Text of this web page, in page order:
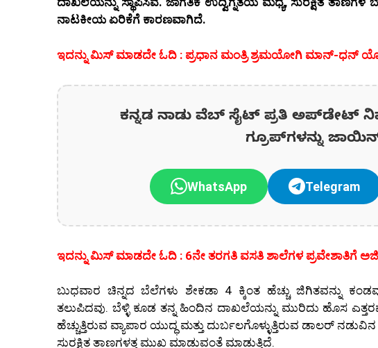
ನಾಟಕೀಯ ಏರಿಕೆಗೆ ಕಾರಣವಾಗಿದೆ.
ಇದನ್ನು ಮಿಸ್‌ ಮಾಡದೇ ಓದಿ : ಪ್ರಧಾನ ಮಂತ್ರಿ ಶ್ರಮಯೋಗಿ ಮಾನ್-
ಕನ್ನಡ ನಾಡು ವೆಬ್ ಸೈಟ್ ಪ್ರತಿ ಅಪ್‌ಡೇಟ್‌
ಗ್ರೂಪ್‌ಗಳನ್ನು
WhatsApp Telegram
ಇದನ್ನು ಮಿಸ್‌ ಮಾಡದೇ ಓದಿ : 6ನೇ ತರಗತಿ ವಸತಿ ಶಾಲೆಗಳ ಪ್ರವೇಶಾತಿಗೆ
ಬುಧವಾರ ಚಿನ್ನದ ಬೆಲೆಗಳು ಶೇಕಡಾ 4 ಕ್ಕಿಂತ ಹೆಚ್ಚು ಜಿಗಿತವನ್ನು
ತಲುಪಿದವು. ಬೆಳ್ಳಿ ಕೂಡ ತನ್ನ ಹಿಂದಿನ ದಾಖಲೆಯನ್ನು ಮುರಿದು ಹೊಸ
ಹೆಚ್ಚುತ್ತಿರುವ ವ್ಯಾಪಾರ ಯುದ್ಧ ಮತ್ತು ದುರ್ಬಲಗೊಳ್ಳುತ್ತಿರುವ ಡಾಲರ್
ಸುರಕ್ಷಿತ ತಾಣಗಳತ್ತ ಮುಖ ಮಾಡುವಂತೆ ಮಾಡುತ್ತಿದೆ.